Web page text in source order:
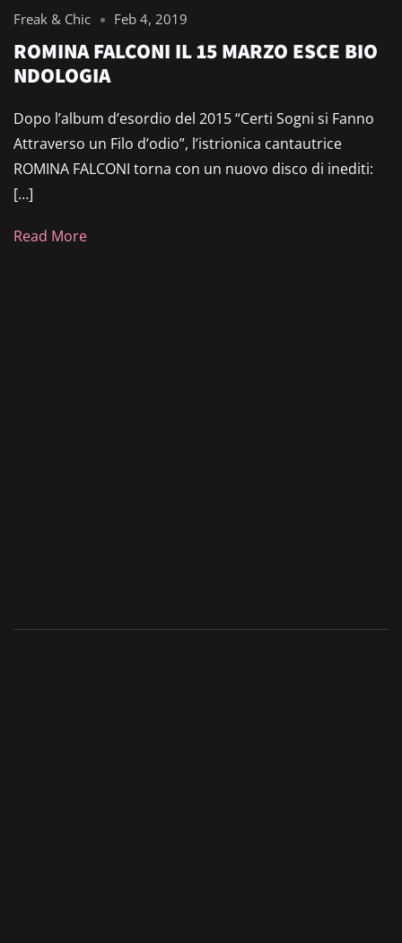
Freak & Chic Feb 4, 2019
ROMINA FALCONI IL 15 MARZO ESCE BIO
NDOLOGIA
Dopo l’album d’esordio del 2015 “Certi Sogni si Fanno
Attraverso un Filo d’odio”, l’istrionica cantautrice
ROMINA FALCONI torna con un nuovo disco di inediti:
[…]
Read More